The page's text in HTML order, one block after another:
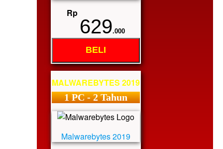
Rp
629.000
BELI
MALWAREBYTES 2019
1 PC - 2 Tahun
Malwarebytes 2019